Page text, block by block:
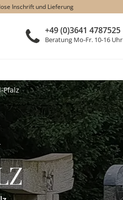
Inschrift und Lieferung
+49 (0)3641 4787525
Beratung Mo-Fr. 10-16 Uhr
Pfalz